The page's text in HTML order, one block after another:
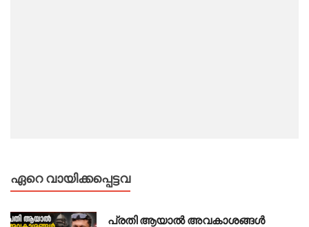
ഏറെ വായിക്കപ്പെട്ടവ
പ്രതി ആയാൽ അവകാശങ്ങൾ